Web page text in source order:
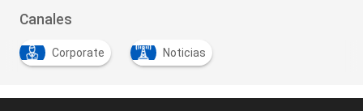
Canales
Corporate Noticias